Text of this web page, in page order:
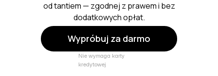
od tantiem — zgodnej z prawem i bez
dodatkowych opłat.
Wypróbuj za darmo
Nie wymaga karty
kredytowej